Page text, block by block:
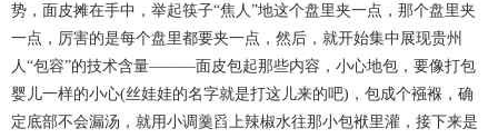
势，面皮摊在手中，举起筷子“焦人”地这个盘里夹一点，那个盘里夹
一点，厉害的是每个盘里都要夹一点，然后，就开始集中展现贵州
人“包容”的技术含量———面皮包起那些内容，小心地包，要像打包
婴儿一样的小心(丝娃娃的名字就是打这儿来的吧)，包成个襁褓，确
定底部不会漏汤，就用小调羹舀上辣椒水往那小包袱里灌，接下来是